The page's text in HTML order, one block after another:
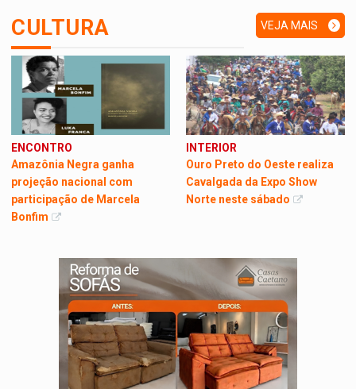
CULTURA VEJA MAIS
ENCONTRO
Amazônia Negra ganha
projeção nacional com
participação de Marcela
Bonfim
>
INTERIOR
Ouro Preto do Oeste realiza
Cavalgada da Expo Show
Norte neste sábado